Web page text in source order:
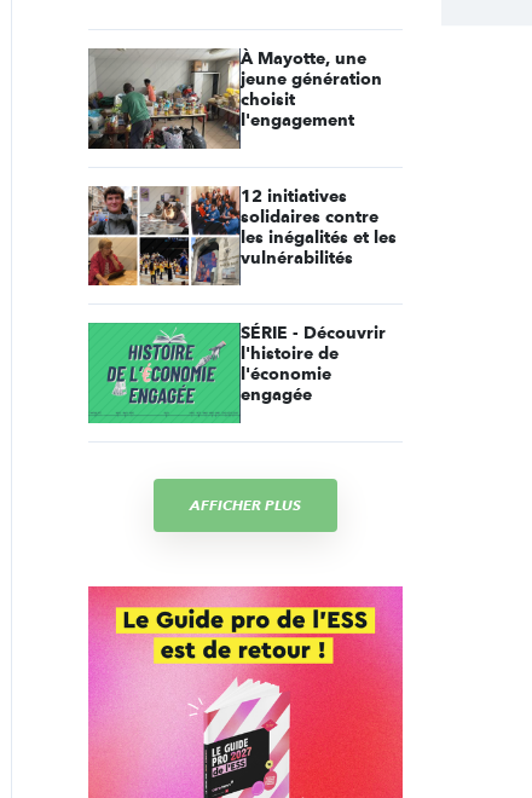
À Mayotte, une
jeune génération
choisit
l'engagement
12 initiatives
solidaires contre
les inégalités et les
vulnérabilités
SÉRIE - Découvrir
l'histoire de
l'économie
engagée
AFFICHER PLUS